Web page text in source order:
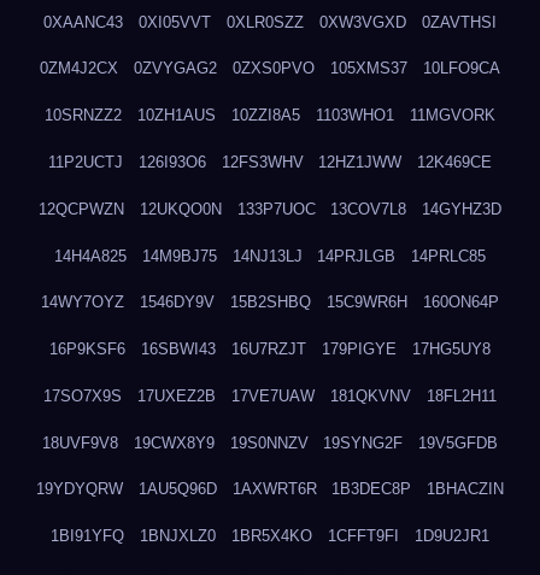
0XAANC43 0XI05VVT 0XLR0SZZ 0XW3VGXD 0ZAVTHSI
0ZM4J2CX 0ZVYGAG2 0ZXS0PVO 105XMS37 10LFO9CA
10SRNZZ2 10ZH1AUS 10ZZI8A5 1103WHO1 11MGVORK
11P2UCTJ 126I93O6 12FS3WHV 12HZ1JWW 12K469CE
12QCPWZN 12UKQO0N 133P7UOC 13COV7L8 14GYHZ3D
14H4A825 14M9BJ75 14NJ13LJ 14PRJLGB 14PRLC85
14WY7OYZ 1546DY9V 15B2SHBQ 15C9WR6H 160ON64P
16P9KSF6 16SBWI43 16U7RZJT 179PIGYE 17HG5UY8
17SO7X9S 17UXEZ2B 17VE7UAW 181QKVNV 18FL2H11
18UVF9V8 19CWX8Y9 19S0NNZV 19SYNG2F 19V5GFDB
19YDYQRW 1AU5Q96D 1AXWRT6R 1B3DEC8P 1BHACZIN
1BI91YFQ 1BNJXLZ0 1BR5X4KO 1CFFT9FI 1D9U2JR1